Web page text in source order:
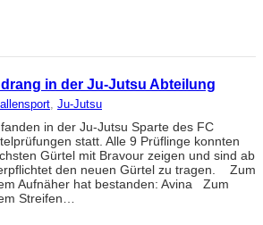
in der Ju-Jutsu Abteilung
Ju-Jutsu
in der Ju-Jutsu Sparte des FC
statt. Alle 9 Prüflinge konnten
Gürtel mit Bravour zeigen und sind ab
den neuen Gürtel zu tragen. Zum
Aufnäher hat bestanden: Avina Zum
Streifen…